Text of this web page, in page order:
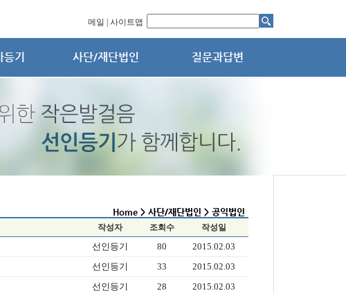
메일 사이트맵
작성자 조회수 작성일
선인등기 80
2015.02.03
선인등기 33
2015.02.03
선인등기 28
2015.02.03